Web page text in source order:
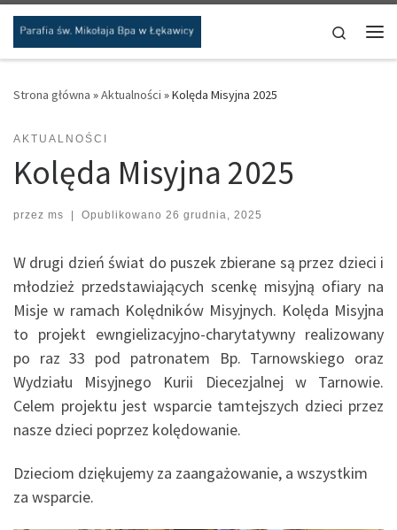
Przejdź do treści
Search
Strona główna »Aktualności »Kolęda Misyjna 2025
AKTUALNOŚCI
Kolęda Misyjna 2025
przez ms | Opublikowano 26 grudnia, 2025
W drugi dzień świat do puszek zbierane są przez dzieci i
młodzież przedstawiających scenkę misyjną ofiary na
Misje w ramach Kolędników Misyjnych. Kolęda Misyjna
to projekt ewngielizacyjno-charytatywny realizowany
po raz 33 pod patronatem Bp. Tarnowskiego oraz
Wydziału Misyjnego Kurii Diecezjalnej w Tarnowie.
Celem projektu jest wsparcie tamtejszych dzieci przez
nasze dzieci poprzez kolędowanie.
Dzieciom dziękujemy za zaangażowanie, a wszystkim
za wsparcie.